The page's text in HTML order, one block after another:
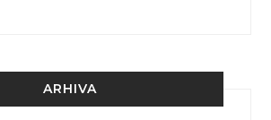
ARHIVA